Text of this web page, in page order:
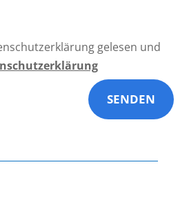
gelesen und
SENDEN